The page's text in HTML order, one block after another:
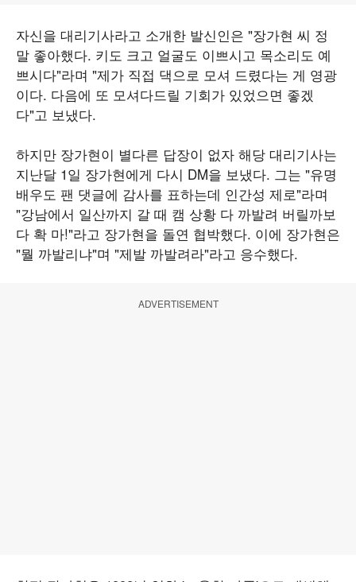
자신을 대리기사라고 소개한 발신인은 "장가현 씨 정
말 좋아했다. 키도 크고 얼굴도 이쁘시고 목소리도 예
쁘시다"라며 "제가 직접 댁으로 모셔 드렸다는 게 영광
이다. 다음에 또 모셔다드릴 기회가 있었으면 좋겠
다"고 보냈다.
하지만 장가현이 별다른 답장이 없자 해당 대리기사는
지난달 1일 장가현에게 다시 DM을 보냈다. 그는 "유명
배우도 팬 댓글에 감사를 표하는데 인간성 제로"라며
"강남에서 일산까지 갈 때 캠 상황 다 까발려 버릴까보
다 확 마!"라고 장가현을 돌연 협박했다. 이에 장가현은
"뭘 까발리냐"며 "제발 까발려라"라고 응수했다.
ADVERTISEMENT